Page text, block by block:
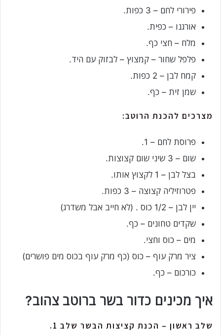
פירורי לחם – 3 כפות.
אורגנו – כפית.
מלח – חצי כף.
פלפל שחור – קמצוץ – לבזוק עם היד.
קמח לבן – 2 כפות.
שמן זית – כף.
מצרכים להכנת הרוטב:
פרוסת לחם – 1.
שום – 3 שיני שום קצוצות.
בצל לבן – 1 לקצוץ אותו.
פטרוזיליה קצוצה – 3 כפות.
יין לבן – 1/2 כוס . (לא חייב אבל משדרג)
שקדים טחונים – כף.
מים – כוס וחצי.
ציר מרק עוף – כוס (כף מרק עוף בכוס מים פושרים)
כורכום – כף.
איך מכינים כדור בשר ברוטב צהוב?
שלב ראשון – הכנת קציצות הבשר שלב 1.